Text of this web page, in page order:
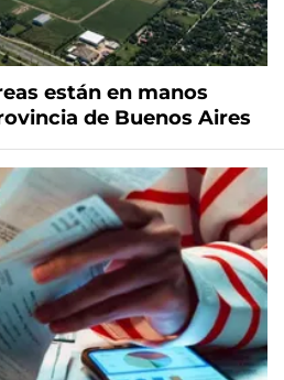
están en manos
de Buenos Aires